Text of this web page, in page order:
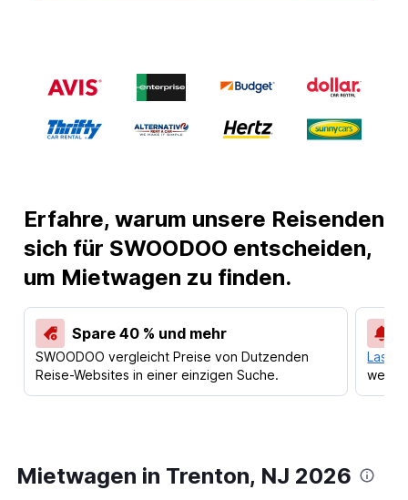
Erfahre, warum unsere Reisenden
sich für SWOODOO entscheiden,
um Mietwagen zu finden.
Spare 40 % und mehr
SWOODOO vergleicht Preise von Dutzenden
Reise-Websites in einer einzigen Suche.
Lass
Mietwagen in Trenton, NJ 2026